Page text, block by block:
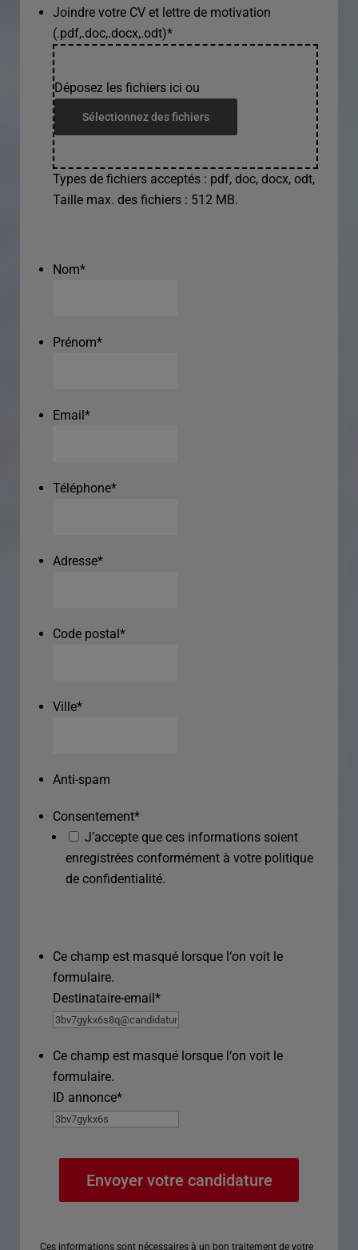
Joindre votre CV et lettre de motivation
(.pdf,.doc,.docx,.odt)*
Déposez les fichiers ici ou
Sélectionnez des fichiers
Types de fichiers acceptés : pdf, doc, docx, odt,
Taille max. des fichiers : 512 MB.
Nom*
Prénom*
Email*
Téléphone*
Adresse*
Code postal*
Ville*
Anti-spam
Consentement*
J’accepte que ces informations soient
enregistrées conformément à votre politique
de confidentialité.
Ce champ est masqué lorsque l‘on voit le
formulaire.
Destinataire-email*
Ce champ est masqué lorsque l‘on voit le
formulaire.
ID annonce*
Ces informations sont nécessaires à un bon traitement de votre